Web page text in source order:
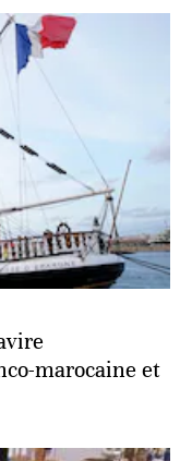
marocaine et